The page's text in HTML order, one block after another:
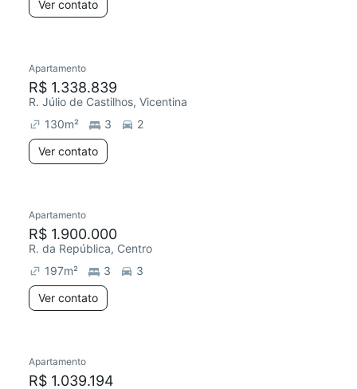
Ver contato
Apartamento
R$ 1.338.839
R. Júlio de Castilhos, Vicentina
130m² 3
2
Ver contato
Apartamento
R$ 1.900.000
R. da República, Centro
197m² 3
3
Ver contato
Apartamento
R$ 1.039.194